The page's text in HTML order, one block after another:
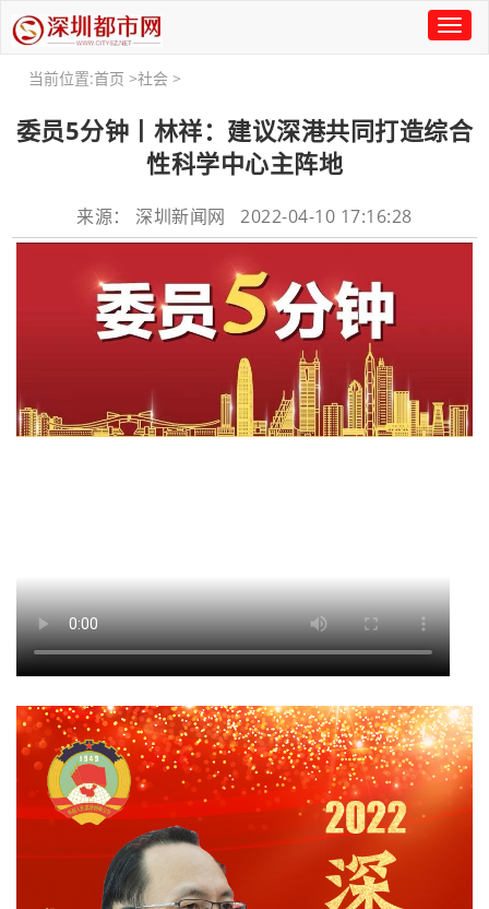
Toggle
当前位置:首页 >社会 >
​委员5分钟丨林祥：建议深港共同打造综合
性科学中心主阵地
来源： 深圳新闻网 2022-04-10 17:16:28